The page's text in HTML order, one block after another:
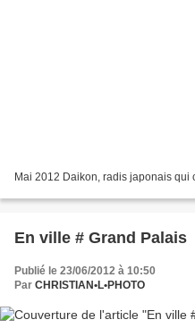
Mai 2012 Daikon, radis japonais qui
En ville # Grand Palais
Publié le 23/06/2012 à 10:50
Par CHRISTIAN•L•PHOTO